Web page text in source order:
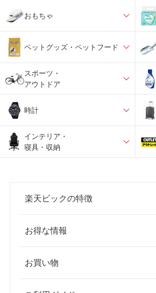
おもちゃ
ペットグッズ・ペットフード
スポーツ・
アウトドア
時計
インテリア・
寝具・収納
楽天ビックの特徴
お得な情報
お買い物